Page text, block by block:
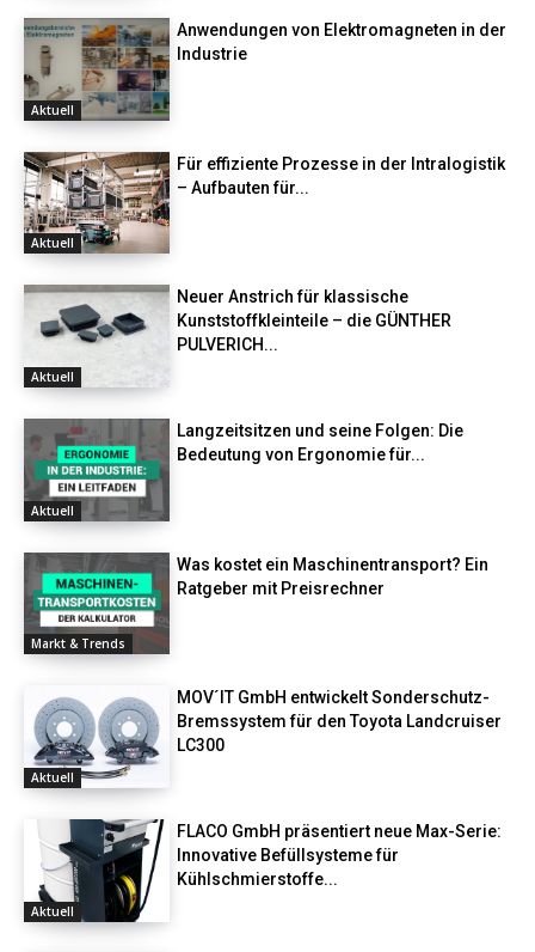
Aktuell
Anwendungen von Elektromagneten in der
Industrie
Aktuell
Für effiziente Prozesse in der Intralogistik
– Aufbauten für...
Aktuell
Neuer Anstrich für klassische
Kunststoffkleinteile – die GÜNTHER
PULVERICH...
Aktuell
Langzeitsitzen und seine Folgen: Die
Bedeutung von Ergonomie für...
Markt & Trends
Was kostet ein Maschinentransport? Ein
Ratgeber mit Preisrechner
Aktuell
MOV´IT GmbH entwickelt Sonderschutz-
Bremssystem für den Toyota Landcruiser
LC300
Aktuell
FLACO GmbH präsentiert neue Max-Serie:
Innovative Befüllsysteme für
Kühlschmierstoffe...